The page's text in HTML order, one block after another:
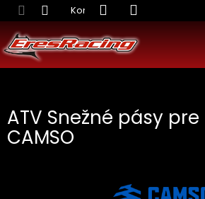
Prejsť
na
obsah
Kontakt Obchodné
ATV Snežné pásy
CAMSO